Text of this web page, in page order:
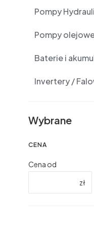
Pompy
Pompy
Baterie i
Invertery /
Wybrane
CENA
Cena od
zł